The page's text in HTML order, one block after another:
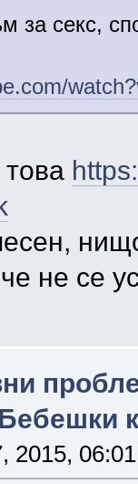
за секс,
не се
2015,